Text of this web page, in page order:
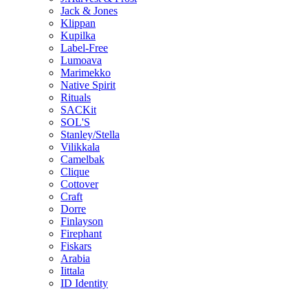
Jack & Jones
Klippan
Kupilka
Label-Free
Lumoava
Marimekko
Native Spirit
Rituals
SACKit
SOL'S
Stanley/Stella
Vilikkala
Camelbak
Clique
Cottover
Craft
Dorre
Finlayson
Firephant
Fiskars
Arabia
Iittala
ID Identity